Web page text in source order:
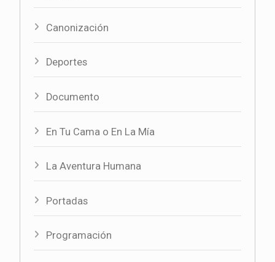
Canonización
Deportes
Documento
En Tu Cama o En La Mía
La Aventura Humana
Portadas
Programación